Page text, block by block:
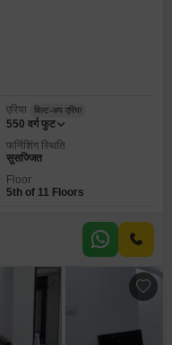
एरिया बिल्ट-अप एरिया
550 वर्ग फुट
फर्निशिंग स्थिति
सुसज्जित
Floor
5th of 11 Floors